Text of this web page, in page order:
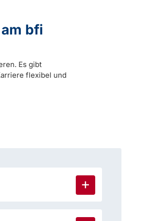
bfi
Es gibt
flexibel und